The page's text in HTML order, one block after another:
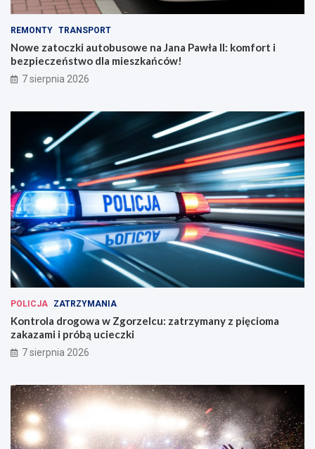
REMONTY TRANSPORT
Nowe zatoczki autobusowe na Jana Pawła II: komfort i
bezpieczeństwo dla mieszkańców!
7 sierpnia 2026
POLICJA ZATRZYMANIA
Kontrola drogowa w Zgorzelcu: zatrzymany z pięcioma
zakazami i próbą ucieczki
7 sierpnia 2026